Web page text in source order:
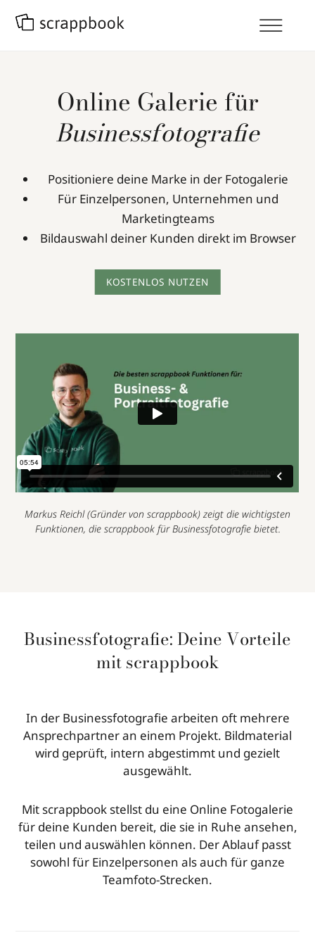
Online Galerie für
Businessfotografie
Positioniere deine Marke in der Fotogalerie
Für Einzelpersonen, Unternehmen und
Marketingteams
Bildauswahl deiner Kunden direkt im Browser
KOSTENLOS NUTZEN
Markus Reichl (Gründer von scrappbook) zeigt die wichtigsten
Funktionen, die scrappbook für Businessfotografie bietet.
Businessfotografie: Deine Vorteile
mit scrappbook
In der Businessfotografie arbeiten oft mehrere
Ansprechpartner an einem Projekt. Bildmaterial
wird geprüft, intern abgestimmt und gezielt
ausgewählt.
Mit scrappbook stellst du eine Online Fotogalerie
für deine Kunden bereit, die sie in Ruhe ansehen,
teilen und auswählen können. Der Ablauf passt
sowohl für Einzelpersonen als auch für ganze
Teamfoto-Strecken.